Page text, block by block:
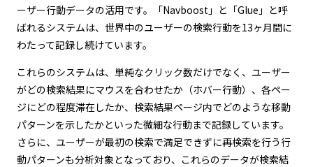
ーザー行動データの活用です。「Navboost」と「Glue」と呼
ばれるシステムは、世界中のユーザーの検索行動を13ヶ月間に
わたって記録し続けています。
これらのシステムは、単純なクリック数だけでなく、ユーザー
がどの検索結果にマウスを合わせたか（ホバー行動）、各ペー
ジにどの程度滞在したか、検索結果ページ内でどのような移動
パターンを示したかといった微細な行動まで記録しています。
さらに、ユーザーが最初の検索で満足できずに再検索を行う行
動パターンも分析対象となっており、これらのデータが検索結